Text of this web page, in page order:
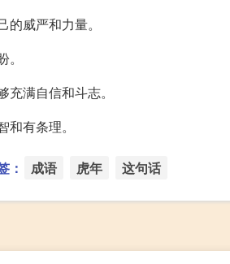
威严和力量。
满自信和斗志。
有条理。
： 成语 虎年 这句话